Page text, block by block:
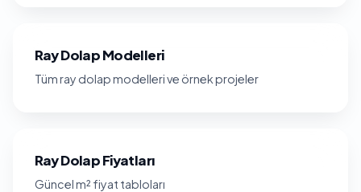
Ray Dolap Modelleri
Tüm ray dolap modelleri ve örnek projeler
Ray Dolap Fiyatları
Güncel m² fiyat tabloları